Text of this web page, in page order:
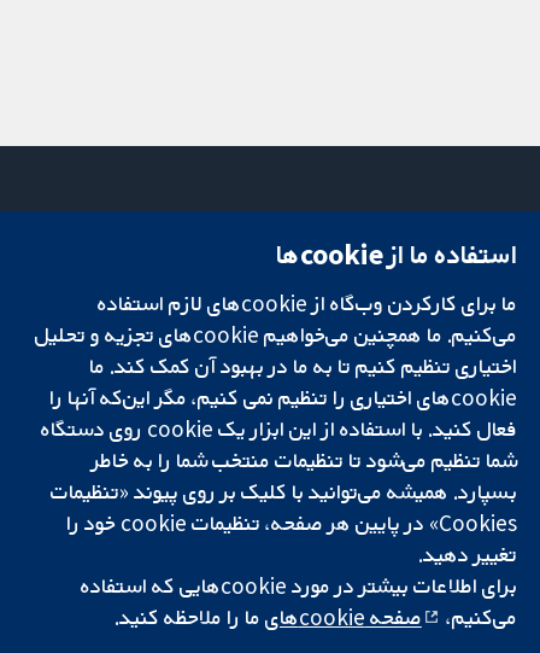
تحقیقات قابل
اعتماد.
تصمیم‌گیری آگاهانه.
سلامت بهتر.
میدان کاوندیش
لندن
W1G 0AN
بریتانیا
دفتر رسانه‌ای
درباره ما
فرصت‌های
شغلی
Cochrane
Library
شبکه همکاری کاکرین، یک مؤسسه خیریه (شماره 1045921) و یک شرکت با
و ولز است. شماره ثبت مالیات بر ارزش افزوده: GB 718 2127 49.
کپی‌رایت © ۲۰۲۵ همکاری کاکرین
استفاده ما از cookie‌ها
ما برای کارکردن وب‌گاه از cookie‌های لازم استفاده
می‌کنیم. ما همچنین می‌خواهیم cookie‌های تجزیه و تحلیل
اختیاری تنظیم کنیم تا به ما در بهبود آن کمک کند. ما
cookie‌های اختیاری را تنظیم نمی کنیم، مگر این‌که آنها را
فعال کنید. با استفاده از این ابزار یک cookie‌ روی دستگاه
شما تنظیم می‌شود تا تنظیمات منتخب شما را به خاطر
بسپارد. همیشه می‌توانید با کلیک بر روی پیوند «تنظیمات
Cookies» در پایین هر صفحه، تنظیمات cookie‌ خود را
تغییر دهید.
برای اطلاعات بیشتر در مورد cookie‌هایی که استفاده
می‌کنیم،
صفحه cookie‌های ما را ملاحظه کنید.